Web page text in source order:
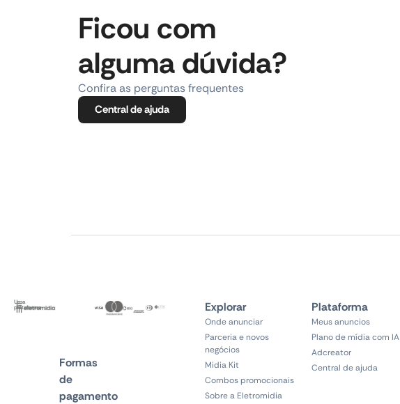
Ficou com
alguma dúvida?
Confira as perguntas frequentes
Central de ajuda
Uma
plataforma
Formas
de
pagamento
Explorar
Onde anunciar
Parceria e novos
negócios
Midia Kit
Combos promocionais
Sobre a Eletromidia
Plataforma
Meus anuncios
Plano de mídia com IA
Adcreator
Central de ajuda